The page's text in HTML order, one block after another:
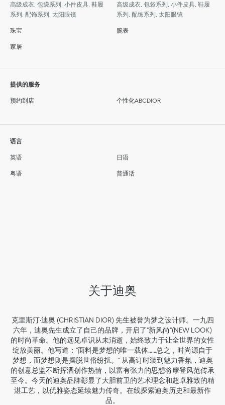
高级成衣, 包袋系列, 小件皮具, 鞋履
系列, 配饰系列, 太阳眼镜
高级成衣, 包袋系列, 小件皮具, 鞋履
系列, 配饰系列, 太阳眼镜
珠宝 腕表
家居
提供的服务
预约到店 个性化ABCDIOR
语言
英语 日语
粤语 普通话
关于迪奥
克里斯汀·迪奥 (CHRISTIAN DIOR) 先生被誉为梦之设计师。一九四
六年，迪奥先生成立了自己的品牌，开启了"新风尚"(NEW LOOK)
的时尚革命。他的远见卓识从未消逝，始终致力于让全世界的女性
绽放美丽。他写道："面料是梦想的唯一载体……总之，时尚源自于
梦想，而梦想则是摆脱世俗纷扰。" 从高订时装到魅力香氛，迪奥
的创意总监不断挥洒创作热情，以富有张力的思想将摩登风范传承
至今。今天的迪奥品牌彰显了大胆前卫的艺术理念和超卓雅致的精
湛工艺，以优雅姿态延续魅力传奇。在线探索迪奥历史和最新作
品。